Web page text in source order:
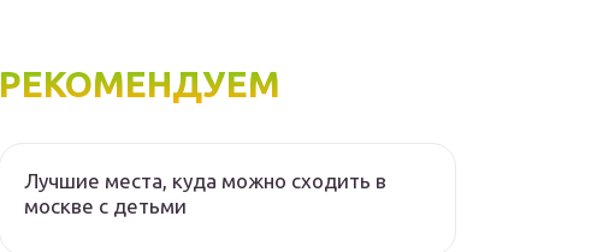
РЕКОМЕНДУЕМ
Лучшие места, куда можно сходить в
москве с детьми